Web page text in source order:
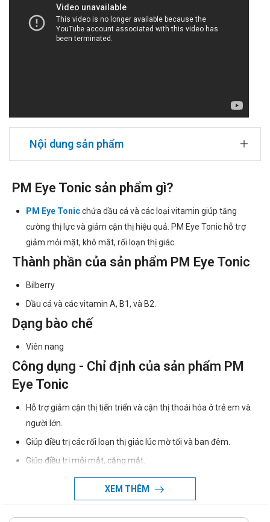
Nội dung sản phẩm
PM Eye Tonic sản phẩm gì?
PM Eye Tonicchứa dầu cá và các loại vitamin giúp tăng
cường thị lực và giảm cận thị hiệu quả. PM Eye Tonic hỗ trợ
giảm mỏi mặt, khô mắt, rối loạn thị giác.
Thành phần của sản phẩm PM Eye Tonic
Bilberry
Dầu cá và các vitamin A, B1, và B2.
Dạng bào chế
Viên nang
Công dụng - Chỉ định của sản phẩm PM
Eye Tonic
Hỗ trợ giảm cận thị tiến triển và cận thị thoái hóa ở trẻ em và
người lớn.
Giúp điều trị các rối loạn thị giác lúc mờ tối và ban đêm.
Giúp điều trị mỏi mắt, căng mắt.
Tăng cường chức năng mắt, bảo vệ và phục hồi mô mắt.
Chống lại các tác nhân gây tổn thương của môi trường như
XEM THÊM